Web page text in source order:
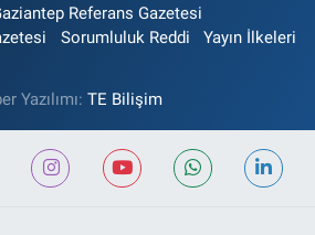
Referans Gazetesi
Sorumluluk Reddi Yayın İlkeleri
Yazılımı: TE Bilişim